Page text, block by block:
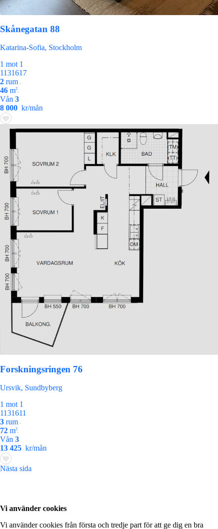
Skånegatan 88
Katarina-Sofia, Stockholm
1 mot 1
1131617
2 rum •
46 m2
•
Vån 3
8 000 kr/mån
Forskningsringen 76
Ursvik, Sundbyberg
1 mot 1
1131611
3 rum •
72 m2
•
Vån 3
13 425 kr/mån
Nästa sida
48
Vi använder cookies
Vi använder cookies från första och tredje part för att ge dig en bra